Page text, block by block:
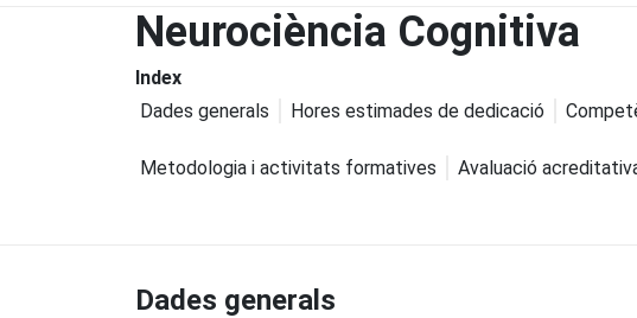
Neurociència Cognitiva
Index
Dades generals
Hores estimades de dedicació
Metodologia i activitats formatives Avaluació
Dades generals